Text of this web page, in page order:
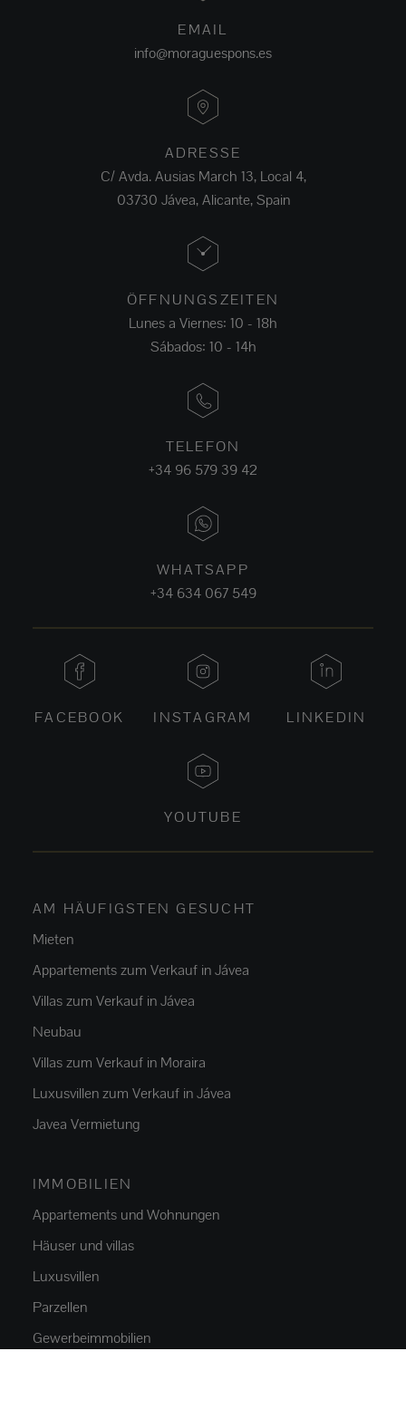
EMAIL
info@moraguespons.es
ADRESSE
C/ Avda. Ausias March 13, Local 4,
03730 Jávea, Alicante, Spain
ÖFFNUNGSZEITEN
Lunes a Viernes: 10 - 18h
Sábados: 10 - 14h
TELEFON
+34 96 579 39 42
WHATSAPP
+34 634 067 549
FACEBOOK INSTAGRAM LINKEDIN
YOUTUBE
AM HÄUFIGSTEN GESUCHT
Mieten
Appartements zum Verkauf in Jávea
Villas zum Verkauf in Jávea
Neubau
Villas zum Verkauf in Moraira
Luxusvillen zum Verkauf in Jávea
Javea Vermietung
IMMOBILIEN
Appartements und Wohnungen
Häuser und villas
Luxusvillen
Parzellen
Gewerbeimmobilien